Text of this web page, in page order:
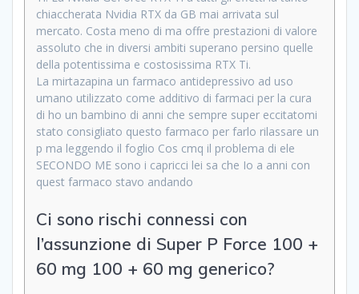
chiaccherata Nvidia RTX da GB mai arrivata sul
mercato. Costa meno di ma offre prestazioni di valore
assoluto che in diversi ambiti superano persino quelle
della potentissima e costosissima RTX Ti.
La mirtazapina un farmaco antidepressivo ad uso
umano utilizzato come additivo di farmaci per la cura
di ho un bambino di anni che sempre super eccitatomi
stato consigliato questo farmaco per farlo rilassare un
p ma leggendo il foglio Cos cmq il problema di ele
SECONDO ME sono i capricci lei sa che Io a anni con
quest farmaco stavo andando
Ci sono rischi connessi con
l’assunzione di Super P Force 100 +
60 mg 100 + 60 mg generico?